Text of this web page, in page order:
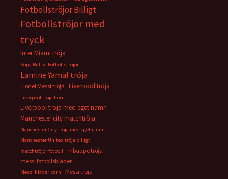
Fotbollströjor Billigt
Fotbollströjor med
tryck
Inter Miami tröja
Köpa Billiga Fotbollströjor
Lamine Yamal tröja
Lionel Messi tröja Liverpool tröja
Liverpool tröja herr
Liverpool tröja med eget namn
Manchester city matchtröja
Manchester City tröja med eget namn
Manchester United tröja billigt
matchtröjor fotboll
mbappe tröja
messi fotbollskläder
Messi kläder barn Messi tröja